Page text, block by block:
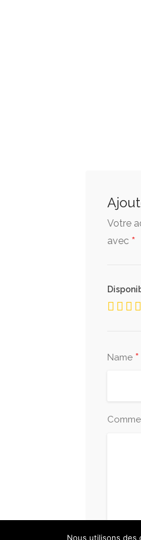
Votre
avec *
Name *
Nous utilisons des